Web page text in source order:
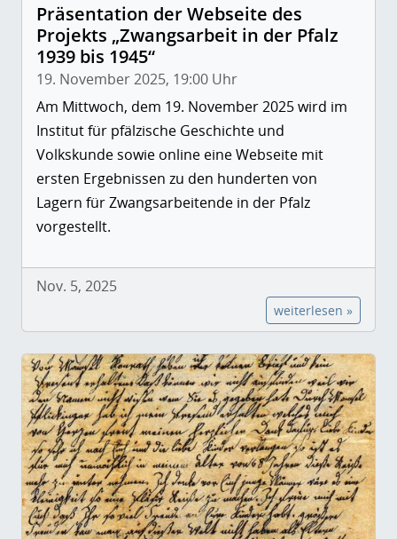
Präsentation der Webseite des
Projekts „Zwangsarbeit in der Pfalz
1939 bis 1945“
19. November 2025, 19:00 Uhr
Am Mittwoch, dem 19. November 2025 wird im
Institut für pfälzische Geschichte und
Volkskunde sowie online eine Webseite mit
ersten Ergebnissen zu den hunderten von
Lagern für Zwangsarbeitende in der Pfalz
vorgestellt.
Nov. 5, 2025
weiterlesen »